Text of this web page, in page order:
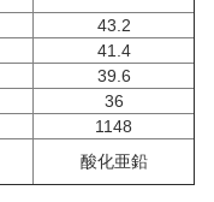
43.2
41.4
39.6
36
1148
酸化亜鉛